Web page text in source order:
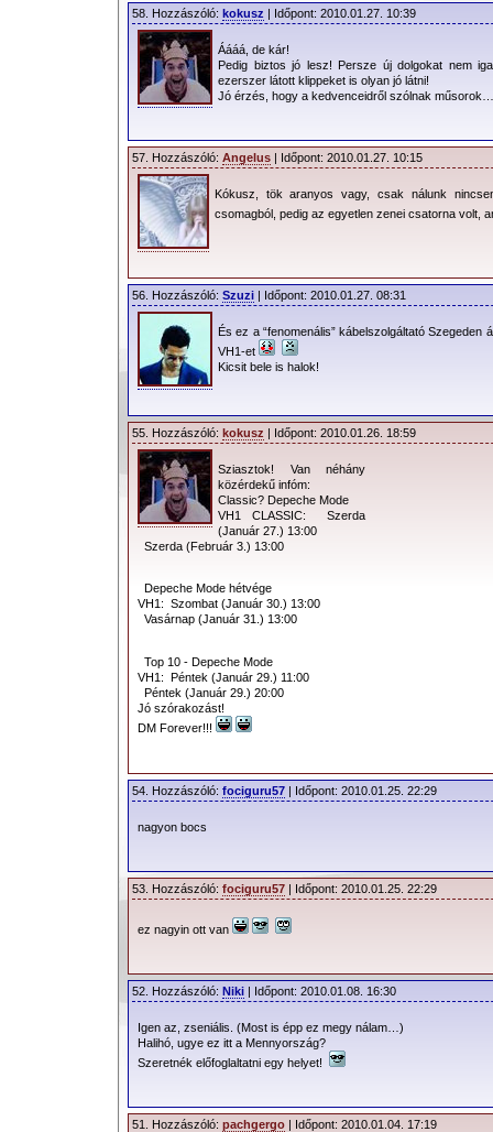
58. Hozzászóló: kokusz | Időpont: 2010.01.27. 10:39
Áááá, de kár!
Pedig biztos jó lesz! Persze új dolgokat nem
ezerszer látott klippeket is olyan jó látni!
Jó érzés, hogy a kedvenceidről szólnak műsorok…
57. Hozzászóló: Angelus | Időpont: 2010.01.27. 10:15
Kókusz, tök aranyos vagy, csak nálunk
csomagból, pedig az egyetlen zenei csatorna volt,
56. Hozzászóló: Szuzi | Időpont: 2010.01.27. 08:31
És ez a “fenomenális” kábelszolgáltató Szegeden
VH1-et
Kicsit bele is halok!
55. Hozzászóló: kokusz | Időpont: 2010.01.26. 18:59
Sziasztok! Van néhány
közérdekű infóm:
Classic? Depeche Mode
VH1 CLASSIC: Szerda
(Január 27.) 13:00
Szerda (Február 3.) 13:00
Depeche Mode hétvége
VH1: Szombat (Január 30.) 13:00
Vasárnap (Január 31.) 13:00
Top 10 - Depeche Mode
VH1: Péntek (Január 29.) 11:00
Péntek (Január 29.) 20:00
Jó szórakozást!
DM Forever!!!
54. Hozzászóló: fociguru57 | Időpont: 2010.01.25. 22:29
nagyon bocs
53. Hozzászóló: fociguru57 | Időpont: 2010.01.25. 22:29
ez nagyin ott van
52. Hozzászóló: Niki | Időpont: 2010.01.08. 16:30
Igen az, zseniális. (Most is épp ez megy nálam…)
Halihó, ugye ez itt a Mennyország?
Szeretnék előfoglaltatni egy helyet!
51. Hozzászóló: pachgergo | Időpont: 2010.01.04. 17:19